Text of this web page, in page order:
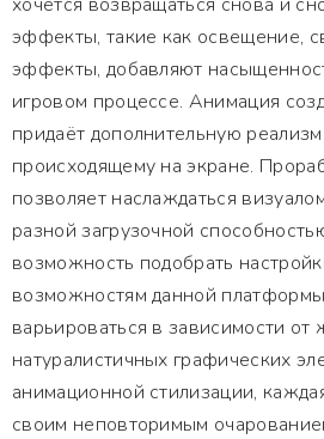
эффекты, такие как освещение,
эффекты, добавляют
игровом процессе. Анимация
придаёт дополнительную
происходящему на экране.
позволяет наслаждаться
разной загрузочной
возможность подобрать
возможностям данной
варьироваться в зависимости от
натуралистичных графических
анимационной стилизации,
своим неповторимым